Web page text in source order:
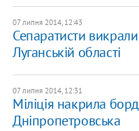
07 липня 2014, 12:43
Сепаратисти
Луганській області
07 липня 2014, 12:31
Міліція накрила
Дніпропетровська